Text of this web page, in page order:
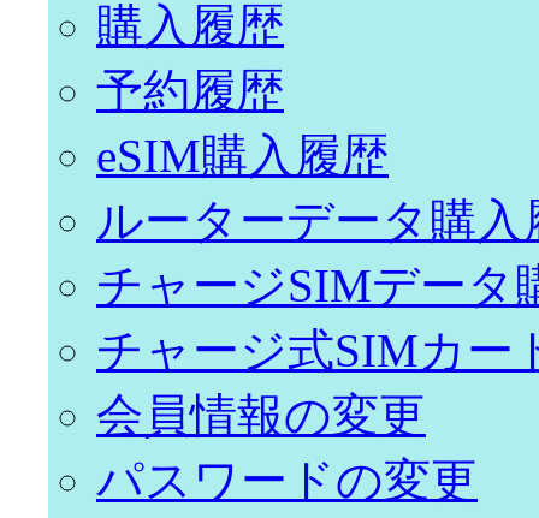
購入履歴
予約履歴
eSIM購入履歴
ルーターデータ購入
チャージSIMデータ
チャージ式SIMカー
会員情報の変更
パスワードの変更